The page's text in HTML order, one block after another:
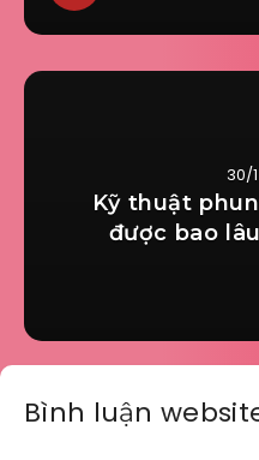
30/
Kỹ thuật
được bao
Bình luận